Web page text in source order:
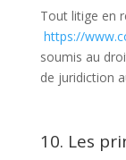
Tout litige en
https://
soumis au
de juridiction
10. Les